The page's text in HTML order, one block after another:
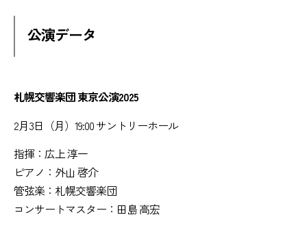
公演データ
札幌交響楽団 東京公演2025
2月3日（月）19:00 サントリーホール
指揮：広上 淳一
ピアノ：外山 啓介
管弦楽：札幌交響楽団
コンサートマスター：田島 高宏